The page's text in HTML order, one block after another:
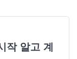
작 알고 계